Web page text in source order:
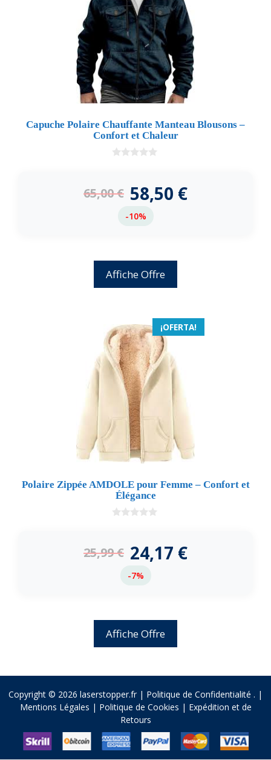
Capuche Polaire Chauffante Manteau Blousons –
Confort et Chaleur
5
65,00€ 58,50 €
-10%
Affiche Offre
¡OFERTA!
Polaire Zippée AMDOLE pour Femme – Confort et
Élégance
5
25,99€ 24,17 €
-7%
Affiche Offre
Copyright © 2026 laserstopper.fr | Politique de Confidentialité . |
Mentions Légales | Politique de Cookies | Expédition et de
Retours